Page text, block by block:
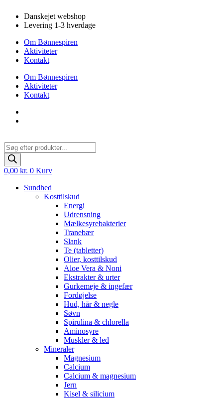
indhold
Danskejet webshop
Levering 1-3 hverdage
Om Bønnespiren
Aktiviteter
Kontakt
Om Bønnespiren
Aktiviteter
Kontakt
Products
search
0,00 kr. 0 Kurv
Sundhed
Kosttilskud
Energi
Udrensning
Mælkesyrebakterier
Tranebær
Slank
Te (tabletter)
Olier, kosttilskud
Aloe Vera & Noni
Ekstrakter & urter
Gurkemeje & ingefær
Fordøjelse
Hud, hår & negle
Søvn
Spirulina & chlorella
Aminosyre
Muskler & led
Mineraler
Magnesium
Calcium
Calcium & magnesium
Jern
Kisel & silicium